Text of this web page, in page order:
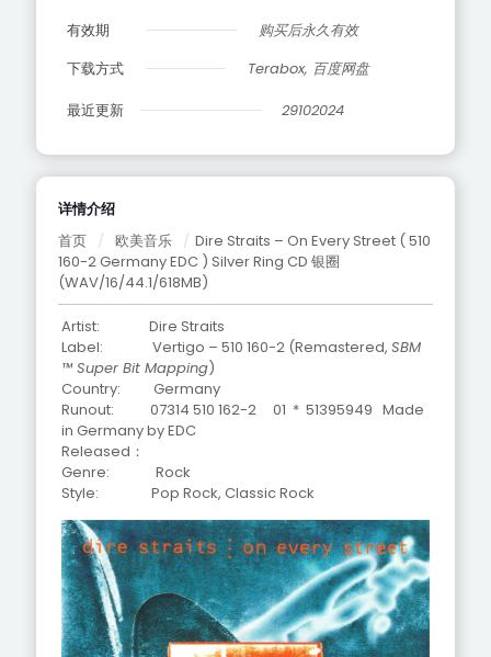
详情介绍
首页 / 欧美音乐 / Dire Straits – On Every Street ( 510
160-2 Germany EDC ) Silver Ring CD 银圈
(WAV/16/44.1/618MB)
Artist: Dire Straits
Label: Vertigo – 510 160-2 (Remastered,SBM
™ Super Bit Mapping)
Country: Germany
Runout: 07314 510 162-2 01 * 51395949 Made
in Germany by EDC
Released：
Genre: Rock
Style: Pop Rock, Classic Rock
有效期
购买后永久有效
下载方式
Terabox, 百度网盘
最近更新
29102024